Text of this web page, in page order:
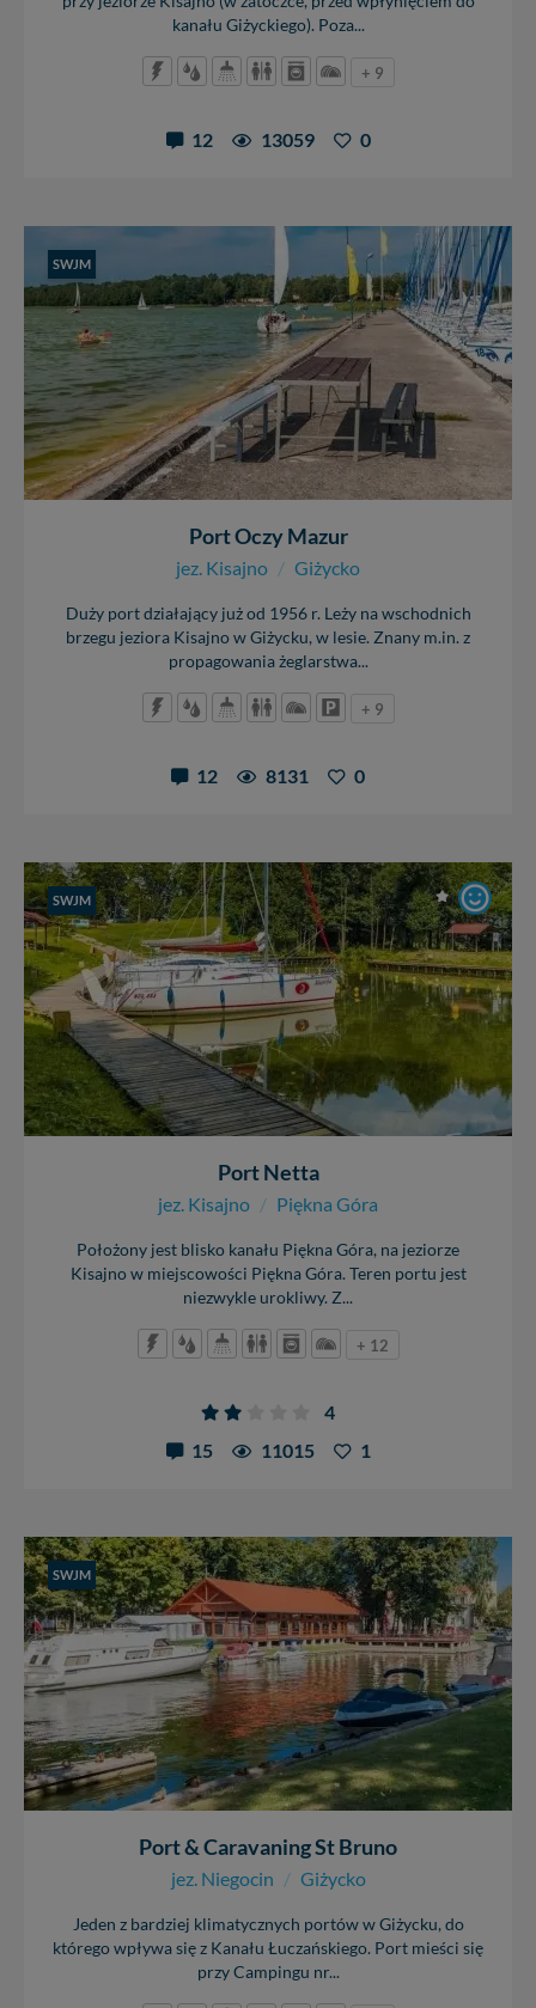
kanału Giżyckiego). Poza...
+ 9
12 13059 0
SWJM
Port Oczy Mazur
jez. Kisajno / Giżycko
Duży port działający już od 1956 r. Leży na wschodnich
brzegu jeziora Kisajno w Giżycku, w lesie. Znany m.in. z
propagowania żeglarstwa...
+ 9
12 8131 0
SWJM
Port Netta
jez. Kisajno / Piękna Góra
Położony jest blisko kanału Piękna Góra, na jeziorze
Kisajno w miejscowości Piękna Góra. Teren portu jest
niezwykle urokliwy. Z...
+ 12
4
15
11015 1
SWJM
Port & Caravaning St Bruno
jez. Niegocin / Giżycko
Jeden z bardziej klimatycznych portów w Giżycku, do
którego wpływa się z Kanału Łuczańskiego. Port mieści się
przy Campingu nr...